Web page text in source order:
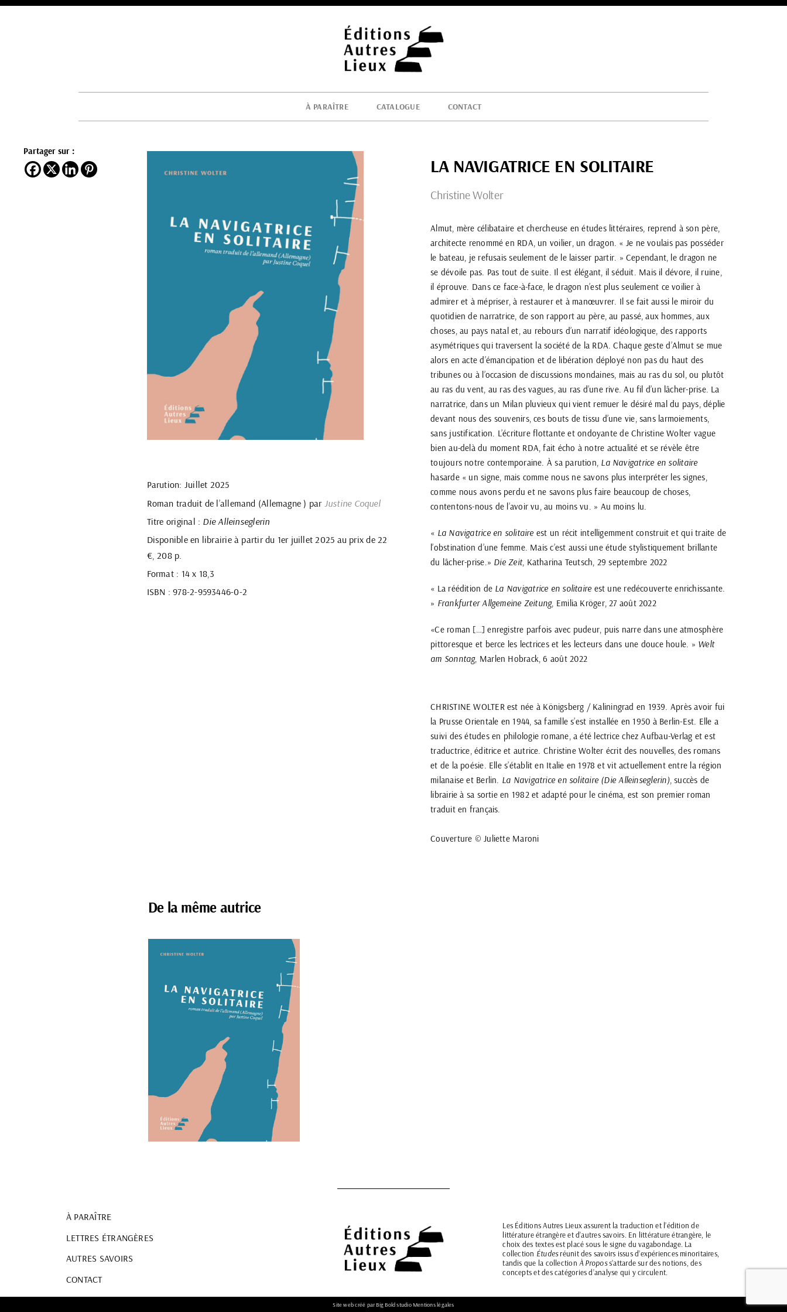
Passer
À PARAÎTRE CATALOGUE CONTACT
Partager sur :
Parution: Juillet 2025
Roman traduit de l’allemand (Allemagne ) par Justine Coquel
Titre original : Die Alleinseglerin
Disponible en librairie à partir du 1er juillet 2025 au prix de 22
€, 208 p.
Format : 14 x 18,3
ISBN : 978-2-9593446-0-2
LA NAVIGATRICE EN SOLITAIRE
Christine Wolter
Almut, mère célibataire et chercheuse en études littéraires, reprend à son père,
architecte renommé en RDA, un voilier, un dragon. « Je ne voulais pas posséder
le bateau, je refusais seulement de le laisser partir. » Cependant, le dragon ne
se dévoile pas. Pas tout de suite. Il est élégant, il séduit. Mais il dévore, il ruine,
il éprouve. Dans ce face-à-face, le dragon n’est plus seulement ce voilier à
admirer et à mépriser, à restaurer et à manœuvrer. Il se fait aussi le miroir du
quotidien de narratrice, de son rapport au père, au passé, aux hommes, aux
choses, au pays natal et, au rebours d’un narratif idéologique, des rapports
asymétriques qui traversent la société de la RDA. Chaque geste d’Almut se mue
alors en acte d’émancipation et de libération déployé non pas du haut des
tribunes ou à l’occasion de discussions mondaines, mais au ras du sol, ou plutôt
au ras du vent, au ras des vagues, au ras d’une rive. Au fil d’un lâcher-prise. La
narratrice, dans un Milan pluvieux qui vient remuer le désiré mal du pays, déplie
devant nous des souvenirs, ces bouts de tissu d’une vie, sans larmoiements,
sans justification. L’écriture flottante et ondoyante de Christine Wolter vague
bien au-delà du moment RDA, fait écho à notre actualité et se révèle être
toujours notre contemporaine. À sa parution, La Navigatrice en solitaire
hasarde « un signe, mais comme nous ne savons plus interpréter les signes,
comme nous avons perdu et ne savons plus faire beaucoup de choses,
contentons-nous de l’avoir vu, au moins vu. » Au moins lu.
« La Navigatrice en solitaire est un récit intelligemment construit et qui traite de
l’obstination d’une femme. Mais c’est aussi une étude stylistiquement brillante
du lâcher-prise.» Die Zeit, Katharina Teutsch, 29 septembre 2022
« La réédition de La Navigatrice en solitaire est une redécouverte enrichissante.
» Frankfurter Allgemeine Zeitung, Emilia Kröger, 27 août 2022
«Ce roman […] enregistre parfois avec pudeur, puis narre dans une atmosphère
pittoresque et berce les lectrices et les lecteurs dans une douce houle. » Welt
am Sonntag, Marlen Hobrack, 6 août 2022
CHRISTINE WOLTER est née à Königsberg / Kaliningrad en 1939. Après avoir fui
la Prusse Orientale en 1944, sa famille s’est installée en 1950 à Berlin-Est. Elle a
suivi des études en philologie romane, a été lectrice chez Aufbau-Verlag et est
traductrice, éditrice et autrice. Christine Wolter écrit des nouvelles, des romans
et de la poésie. Elle s’établit en Italie en 1978 et vit actuellement entre la région
milanaise et Berlin. La Navigatrice en solitaire (Die Alleinseglerin), succès de
librairie à sa sortie en 1982 et adapté pour le cinéma, est son premier roman
traduit en français.
Couverture © Juliette Maroni
De la même autrice
À PARAÎTRE
LETTRES ÉTRANGÈRES
AUTRES SAVOIRS
CONTACT
Les Éditions Autres Lieux assurent la traduction et l’édition de
littérature étrangère et d’autres savoirs. En littérature étrangère, le
choix des textes est placé sous le signe du vagabondage. La
collection Étudesréunit des savoirs issus d’expériences minoritaires,
tandis que la collection À Proposs’attarde sur des notions, des
concepts et des catégories d’analyse qui y circulent.
Site web créé parBig Bold studio Mentions légales